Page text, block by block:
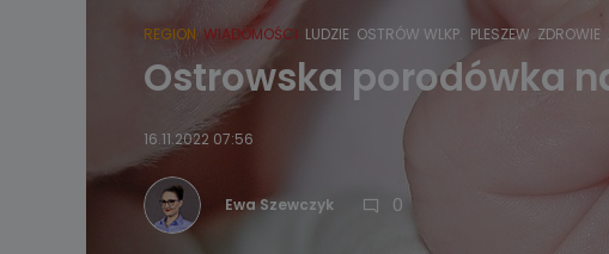
REGION WIADOMOŚCI LUDZIE OSTRÓW WLKP. PLESZEW ZDROWIE
Ostrowska porodówka
16.11.2022 07:56
Ewa Szewczyk 0